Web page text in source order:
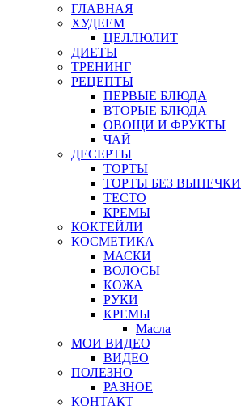
ГЛАВНАЯ
ХУДЕЕМ
ЦЕЛЛЮЛИТ
ДИЕТЫ
ТРЕНИНГ
РЕЦЕПТЫ
ПЕРВЫЕ БЛЮДА
ВТОРЫЕ БЛЮДА
ОВОЩИ И ФРУКТЫ
ЧАЙ
ДЕСЕРТЫ
ТОРТЫ
ТОРТЫ БЕЗ ВЫПЕЧКИ
ТЕСТО
КРЕМЫ
КОКТЕЙЛИ
КОСМЕТИКА
МАСКИ
ВОЛОСЫ
КОЖА
РУКИ
КРЕМЫ
Масла
МОИ ВИДЕО
ВИДЕО
ПОЛЕЗНО
РАЗНОЕ
КОНТАКТ